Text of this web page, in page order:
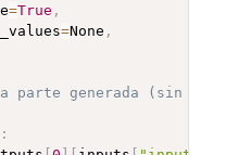
=True ,
=None ,
parte generada (sin el
: